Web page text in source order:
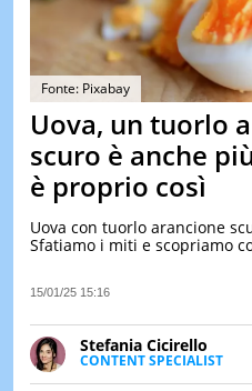
Fonte: Pixabay
Uova, un tuorlo
scuro è anche
è proprio così
Uova con tuorlo arancione
Sfatiamo i miti e scopriamo
15/01/25 15:16
Stefania Cicirello
CONTENT SPECIALIST
Content writer, video